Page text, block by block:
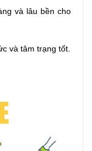
và lâu bền cho
và tâm trạng tốt.